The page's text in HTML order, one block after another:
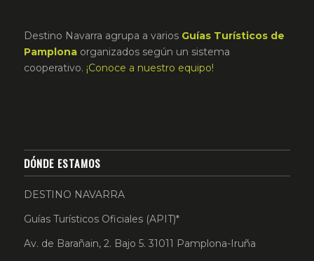
Destino Navarra agrupa a varios Guías Turísticos de
Pamplonaorganizados según un sistema
cooperativo. ¡Conoce a nuestro equipo!
DÓNDE ESTAMOS
DESTINO NAVARRA
Guías Turísticos Oficiales (APIT)*
Av. de Barañain, 2. Bajo 5. 31011 Pamplona-Iruña